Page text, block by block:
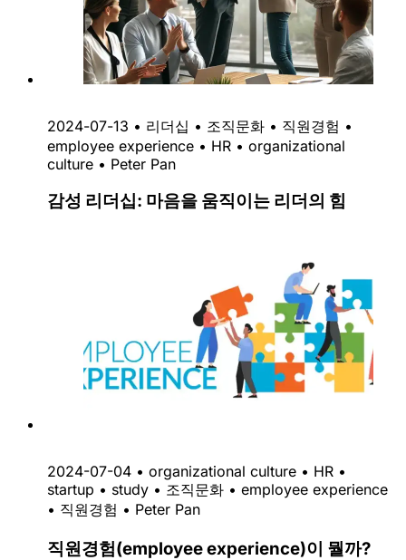
2024-07-13 • 리더십 • 조직문화 • 직원경험 •
employee experience • HR • organizational
culture • Peter Pan
감성 리더십: 마음을 움직이는 리더의 힘
2024-07-04 • organizational culture • HR •
startup • study • 조직문화 • employee experience
• 직원경험 • Peter Pan
직원경험(employee experience)이 뭘까?